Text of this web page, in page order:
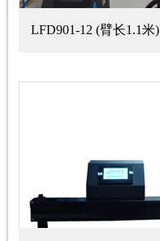
LFD901-12 (臂长1.1米)